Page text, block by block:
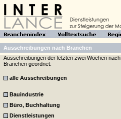
Ausschreibungen nach Branchen
Ausschreibungen der letzten zwei Wochen nach
Branchen geordnet:
alle Ausschreibungen
Bauindustrie
Büro, Buchhaltung
Dienstleistungen